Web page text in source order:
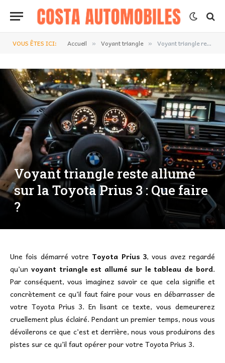
VOUS ÊTES ICI: Accueil » Voyant triangle » Voyant triangle reste allumé sur la Toyota Prius 3 : Que faire ?
Voyant triangle reste allumé
sur la Toyota Prius 3 : Que faire
?
Une fois démarré votre Toyota Prius 3, vous avez regardé
qu’un voyant triangle est allumé sur le tableau de bord.
Par conséquent, vous imaginez savoir ce que cela signifie et
concrètement ce qu’il faut faire pour vous en débarrasser de
votre Toyota Prius 3. En lisant ce texte, vous demeurerez
cruellement plus éclairé. Pendant un premier temps, nous vous
dévoilerons ce que c’est et derrière, nous vous produirons des
pistes sur ce qu’il faut opérer pour votre Toyota Prius 3.